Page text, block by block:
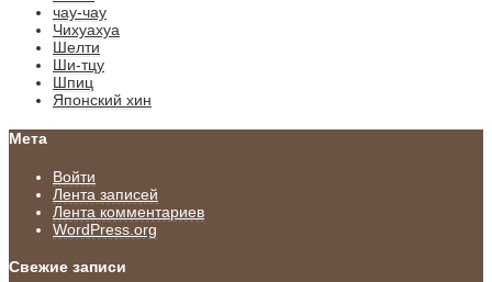
чау-чау
Чихуахуа
Шелти
Ши-тцу
Шпиц
Японский хин
Мета
Войти
Лента записей
Лента комментариев
WordPress.org
Свежие записи